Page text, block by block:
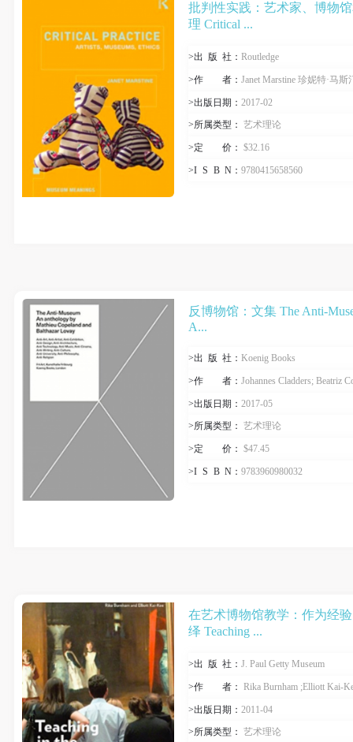
批判性实践：艺术家、博物
理 Critical ...
>出 版 社：Routledge
>作 者 ：Janet Marstine 珍妮特·马斯
>出版日期： 2017-02
>所属类型： 艺术理论
>定 价 ： $32.16
>I S B N ：9780415658560
反博物馆：文集 The Anti-
A...
>出 版 社：Koenig Books
>作 者 ：Johannes Cladders; Beatriz Colombian; Henry Flynt; Kenneth Goldsmith; Robert
>出版日期： 2017-05
>所属类型： 艺术理论
>定 价 ： $47.45
>I S B N ：9783960980032
在艺术博物馆教学：作为经
绎 Teaching ...
>出 版 社：J. Paul Getty Museum
>作 者 ： Rika Burnham ;Elliott Kai-
>出版日期： 2011-04
>所属类型： 艺术理论
手机号码
手机号码将作为您的登录账号
验证码
登录
可使用雅昌艺术网会员账户登录